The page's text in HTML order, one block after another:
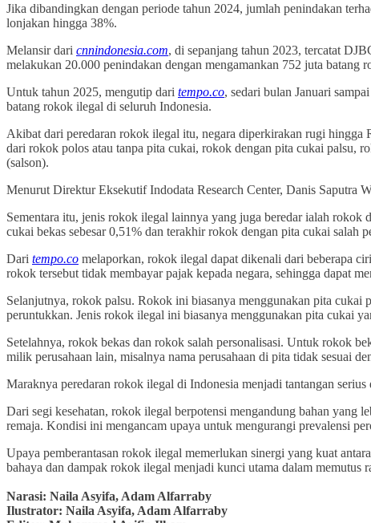
Jika dibandingkan dengan periode tahun 2024, jumlah penindakan
lonjakan hingga 38%.
Melansir dari cnnindonesia.com, di sepanjang tahun 2023, tercatat
melakukan 20.000 penindakan dengan mengamankan 752 juta batang
Untuk tahun 2025, mengutip dari tempo.co, sedari bulan Januari
batang rokok ilegal di seluruh Indonesia.
Akibat dari peredaran rokok ilegal itu, negara diperkirakan rugi hingga
dari rokok polos atau tanpa pita cukai, rokok dengan pita cukai palsu,
(salson).
Menurut Direktur Eksekutif Indodata Research Center, Danis Saputra
Sementara itu, jenis rokok ilegal lainnya yang juga beredar ialah rokok
cukai bekas sebesar 0,51% dan terakhir rokok dengan pita cukai salah
Dari tempo.co melaporkan, rokok ilegal dapat dikenali dari beberapa
rokok tersebut tidak membayar pajak kepada negara, sehingga dapat
Selanjutnya, rokok palsu. Rokok ini biasanya menggunakan pita cukai
peruntukkan. Jenis rokok ilegal ini biasanya menggunakan pita cukai
Setelahnya, rokok bekas dan rokok salah personalisasi. Untuk rokok
milik perusahaan lain, misalnya nama perusahaan di pita tidak sesuai
Maraknya peredaran rokok ilegal di Indonesia menjadi tantangan
Dari segi kesehatan, rokok ilegal berpotensi mengandung bahan yang
remaja. Kondisi ini mengancam upaya untuk mengurangi prevalensi
Upaya pemberantasan rokok ilegal memerlukan sinergi yang kuat
bahaya dan dampak rokok ilegal menjadi kunci utama dalam memutus
Narasi: Naila Asyifa, Adam Alfarraby
Ilustrator: Naila Asyifa, Adam Alfarraby